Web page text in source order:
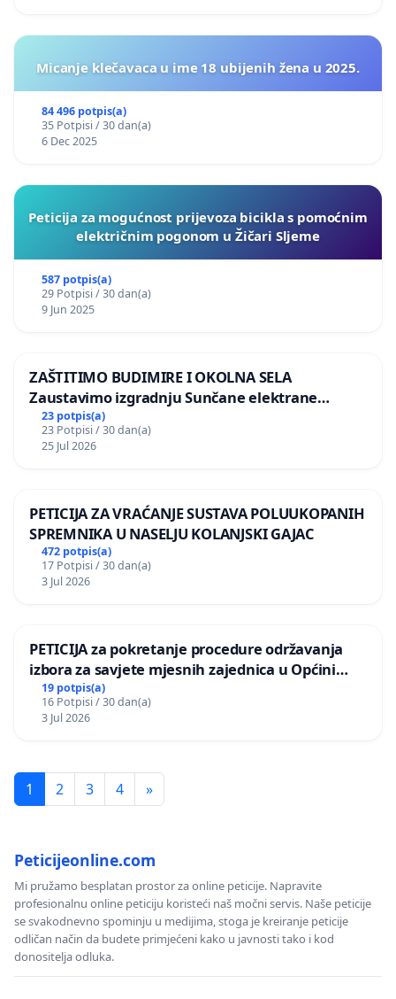
Micanje klečavaca u ime 18 ubijenih žena u 2025.
84 496 potpis(a)
35 Potpisi / 30 dan(a)
6 Dec 2025
Peticija za mogućnost prijevoza bicikla s pomoćnim
električnim pogonom u Žičari Sljeme
587 potpis(a)
29 Potpisi / 30 dan(a)
9 Jun 2025
ZAŠTITIMO BUDIMIRE I OKOLNA SELA
Zaustavimo izgradnju Sunčane elektrane
Vedrine na području Ugljana
23 potpis(a)
23 Potpisi / 30 dan(a)
25 Jul 2026
PETICIJA ZA VRAĆANJE SUSTAVA POLUUKOPANIH
SPREMNIKA U NASELJU KOLANJSKI GAJAC
472 potpis(a)
17 Potpisi / 30 dan(a)
3 Jul 2026
PETICIJA za pokretanje procedure održavanja
izbora za savjete mjesnih zajednica u Općini
Bugojno
19 potpis(a)
16 Potpisi / 30 dan(a)
3 Jul 2026
1 2 3 4 »
Peticijeonline.com
Mi pružamo besplatan prostor za online peticije. Napravite
profesionalnu online peticiju koristeći naš močni servis. Naše peticije
se svakodnevno spominju u medijima, stoga je kreiranje peticije
odličan način da budete primjećeni kako u javnosti tako i kod
donositelja odluka.